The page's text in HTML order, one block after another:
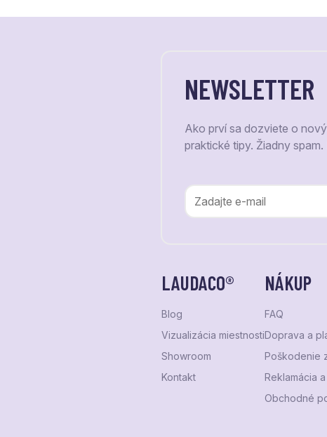
NEWSLETTER
Ako prví sa dozviete o
praktické tipy. Žiadny
LAUDACO®
Blog
Vizualizácia miestnosti
Showroom
Kontakt
NÁKUP
FAQ
Doprava a
Poškodenie
Reklamácia
Obchodné